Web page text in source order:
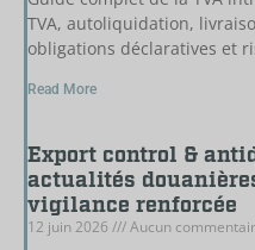
TVA, autoliquidation,
obligations déclaratives et
Read More
Export control &
actualités
vigilance renforcée
12 juin 2026 Aucun